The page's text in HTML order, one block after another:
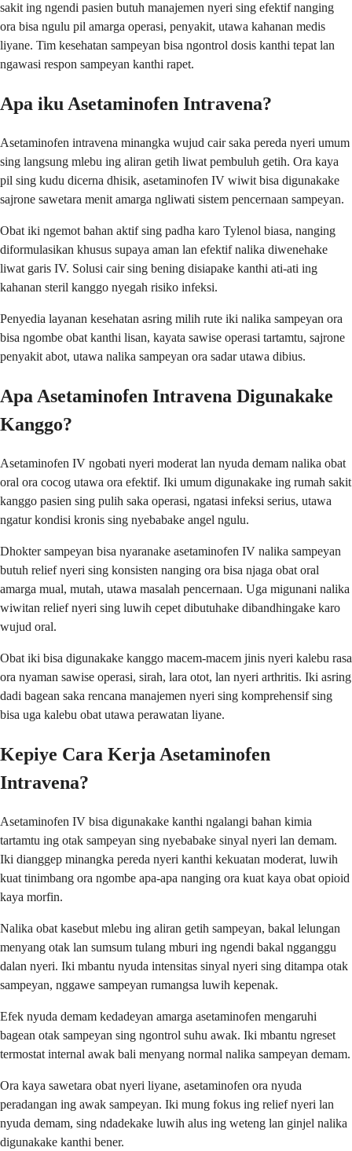
sakit ing ngendi pasien butuh manajemen nyeri sing efektif nanging
ora bisa ngulu pil amarga operasi, penyakit, utawa kahanan medis
liyane. Tim kesehatan sampeyan bisa ngontrol dosis kanthi tepat lan
ngawasi respon sampeyan kanthi rapet.
Apa iku Asetaminofen Intravena?
Asetaminofen intravena minangka wujud cair saka pereda nyeri umum
sing langsung mlebu ing aliran getih liwat pembuluh getih. Ora kaya
pil sing kudu dicerna dhisik, asetaminofen IV wiwit bisa digunakake
sajrone sawetara menit amarga ngliwati sistem pencernaan sampeyan.
Obat iki ngemot bahan aktif sing padha karo Tylenol biasa, nanging
diformulasikan khusus supaya aman lan efektif nalika diwenehake
liwat garis IV. Solusi cair sing bening disiapake kanthi ati-ati ing
kahanan steril kanggo nyegah risiko infeksi.
Penyedia layanan kesehatan asring milih rute iki nalika sampeyan ora
bisa ngombe obat kanthi lisan, kayata sawise operasi tartamtu, sajrone
penyakit abot, utawa nalika sampeyan ora sadar utawa dibius.
Apa Asetaminofen Intravena Digunakake
Kanggo?
Asetaminofen IV ngobati nyeri moderat lan nyuda demam nalika obat
oral ora cocog utawa ora efektif. Iki umum digunakake ing rumah sakit
kanggo pasien sing pulih saka operasi, ngatasi infeksi serius, utawa
ngatur kondisi kronis sing nyebabake angel ngulu.
Dhokter sampeyan bisa nyaranake asetaminofen IV nalika sampeyan
butuh relief nyeri sing konsisten nanging ora bisa njaga obat oral
amarga mual, mutah, utawa masalah pencernaan. Uga migunani nalika
wiwitan relief nyeri sing luwih cepet dibutuhake dibandhingake karo
wujud oral.
Obat iki bisa digunakake kanggo macem-macem jinis nyeri kalebu rasa
ora nyaman sawise operasi, sirah, lara otot, lan nyeri arthritis. Iki asring
dadi bagean saka rencana manajemen nyeri sing komprehensif sing
bisa uga kalebu obat utawa perawatan liyane.
Kepiye Cara Kerja Asetaminofen
Intravena?
Asetaminofen IV bisa digunakake kanthi ngalangi bahan kimia
tartamtu ing otak sampeyan sing nyebabake sinyal nyeri lan demam.
Iki dianggep minangka pereda nyeri kanthi kekuatan moderat, luwih
kuat tinimbang ora ngombe apa-apa nanging ora kuat kaya obat opioid
kaya morfin.
Nalika obat kasebut mlebu ing aliran getih sampeyan, bakal lelungan
menyang otak lan sumsum tulang mburi ing ngendi bakal ngganggu
dalan nyeri. Iki mbantu nyuda intensitas sinyal nyeri sing ditampa otak
sampeyan, nggawe sampeyan rumangsa luwih kepenak.
Efek nyuda demam kedadeyan amarga asetaminofen mengaruhi
bagean otak sampeyan sing ngontrol suhu awak. Iki mbantu ngreset
termostat internal awak bali menyang normal nalika sampeyan demam.
Ora kaya sawetara obat nyeri liyane, asetaminofen ora nyuda
peradangan ing awak sampeyan. Iki mung fokus ing relief nyeri lan
nyuda demam, sing ndadekake luwih alus ing weteng lan ginjel nalika
digunakake kanthi bener.